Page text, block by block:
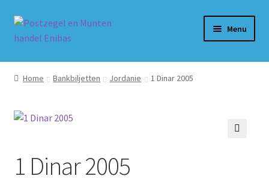
Ga
door
Ga
naar
Menu
Home
Winkel
Winkelmand
Home Bankbiljetten Jordanie 1 Dinar 2005
1 Dinar 2005